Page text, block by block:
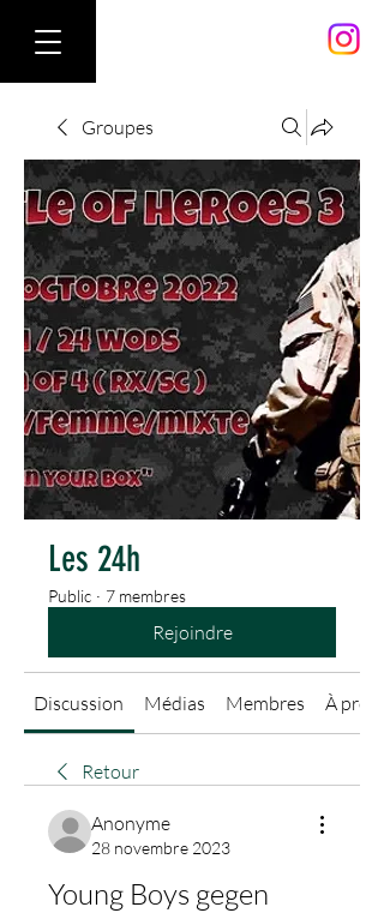
Groupes
Les 24h
Public · 7 membres
Rejoindre
Discussion Médias Membres À
Retour
Anonyme
28 novembre 2023
Young Boys gegen